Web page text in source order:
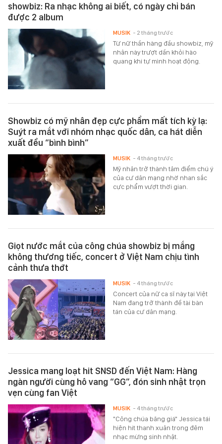
showbiz: Ra nhạc không ai biết, có ngày chỉ bán
được 2 album
Từ nữ thần hàng đầu showbiz, mỹ
nhân này trượt dần khỏi hào
quang khi tự mình hoạt động.
MUSIK - 2 tháng trước
Showbiz có mỹ nhân đẹp cực phẩm mất tích kỳ lạ:
Suýt ra mắt với nhóm nhạc quốc dân, ca hát diễn
xuất đều “bình bình”
Mỹ nhân trở thành tâm điểm chú ý
của cư dân mạng nhờ nhan sắc
cực phẩm vượt thời gian.
MUSIK - 4 tháng trước
Giọt nước mắt của công chúa showbiz bị mắng
không thương tiếc, concert ở Việt Nam chịu tình
cảnh thưa thớt
Concert của nữ ca sĩ này tại Việt
Nam đang trở thành đề tài bàn
tán của cư dân mạng.
MUSIK - 4 tháng trước
Jessica mang loạt hit SNSD đến Việt Nam: Hàng
ngàn người cùng hô vang “GG”, đón sinh nhật trọn
vẹn cùng fan Việt
"Công chúa băng giá" Jessica tái
hiện hit thanh xuân trong đêm
nhạc mừng sinh nhật.
MUSIK - 4 tháng trước